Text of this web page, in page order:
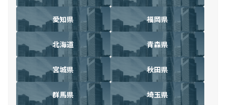
愛知県 福岡県
北海道 青森県
宮城県 秋田県
群馬県 埼玉県